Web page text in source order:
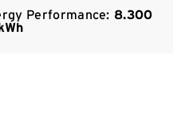
Performance: 8.300